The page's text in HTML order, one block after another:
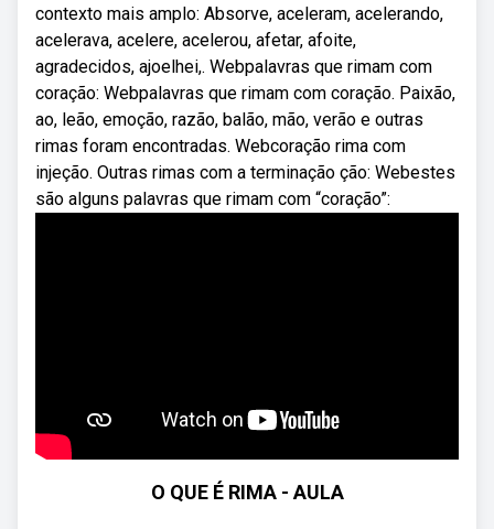
contexto mais amplo: Absorve, aceleram, acelerando,
acelerava, acelere, acelerou, afetar, afoite,
agradecidos, ajoelhei,. Webpalavras que rimam com
coração: Webpalavras que rimam com coração. Paixão,
ao, leão, emoção, razão, balão, mão, verão e outras
rimas foram encontradas. Webcoração rima com
injeção. Outras rimas com a terminação ção: Webestes
são alguns palavras que rimam com “coração”:
O QUE É RIMA - AULA